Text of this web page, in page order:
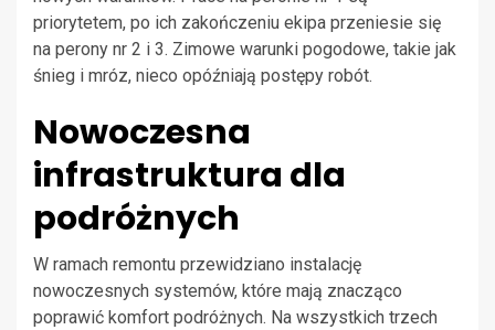
priorytetem, po ich zakończeniu ekipa przeniesie się
na perony nr 2 i 3. Zimowe warunki pogodowe, takie jak
śnieg i mróz, nieco opóźniają postępy robót.
Nowoczesna
infrastruktura dla
podróżnych
W ramach remontu przewidziano instalację
nowoczesnych systemów, które mają znacząco
poprawić komfort podróżnych. Na wszystkich trzech